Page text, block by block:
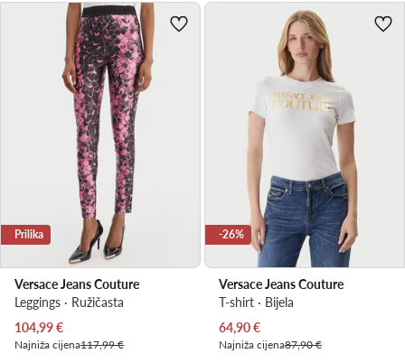
Prilika
Versace Jeans Couture
Leggings · Ružičasta
Trenutna cijena
104,99€
Najniža cijena117,99 €
-26%
Versace Jeans Couture
T-shirt · Bijela
Trenutna cijena
64,90€
Najniža cijena87,90 €